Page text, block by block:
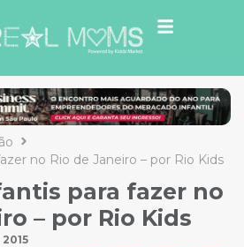
no Rio de Janeiro – por Rio Kids
para fazer no
– por Rio Kids